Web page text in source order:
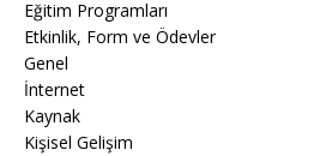
Eğitim Programları
Etkinlik, Form ve Ödevler
Genel
İnternet
Kaynak
Kişisel Gelişim